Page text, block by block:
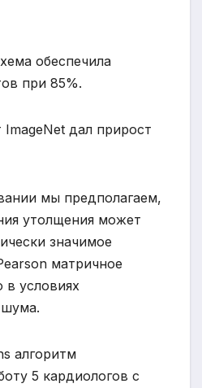
обеспечила
при 85%.
дал прирост
мы предполагаем,
утолщения может
значимое
матричное
в условиях
алгоритм
5 кардиологов с